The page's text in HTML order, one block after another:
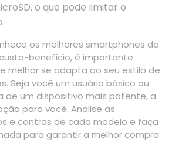
o que pode limitar o
os melhores smartphones da
benefício, é importante
melhor se adapta ao seu estilo de
Seja você um usuário básico ou
de um dispositivo mais potente, a
para você. Analise as
e contras de cada modelo e faça
para garantir a melhor compra